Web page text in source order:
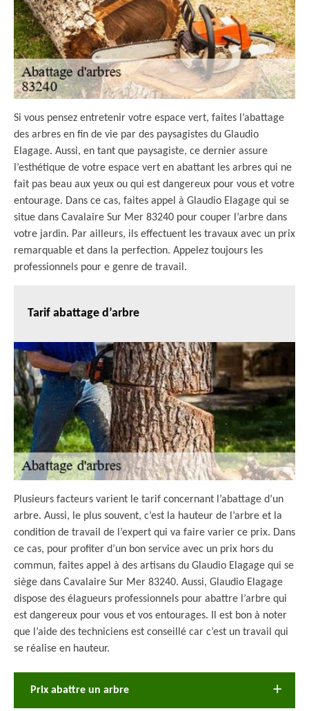
Si vous pensez entretenir votre espace vert, faites l’abattage
des arbres en fin de vie par des paysagistes du Glaudio
Elagage. Aussi, en tant que paysagiste, ce dernier assure
l’esthétique de votre espace vert en abattant les arbres qui ne
fait pas beau aux yeux ou qui est dangereux pour vous et votre
entourage. Dans ce cas, faites appel à Glaudio Elagage qui se
situe dans Cavalaire Sur Mer 83240 pour couper l’arbre dans
votre jardin. Par ailleurs, ils effectuent les travaux avec un prix
remarquable et dans la perfection. Appelez toujours les
professionnels pour e genre de travail.
Tarif abattage d’arbre
Plusieurs facteurs varient le tarif concernant l’abattage d’un
arbre. Aussi, le plus souvent, c’est la hauteur de l’arbre et la
condition de travail de l’expert qui va faire varier ce prix. Dans
ce cas, pour profiter d’un bon service avec un prix hors du
commun, faites appel à des artisans du Glaudio Elagage qui se
siège dans Cavalaire Sur Mer 83240. Aussi, Glaudio Elagage
dispose des élagueurs professionnels pour abattre l’arbre qui
est dangereux pour vous et vos entourages. Il est bon à noter
que l’aide des techniciens est conseillé car c’est un travail qui
se réalise en hauteur.
Prix abattre un arbre